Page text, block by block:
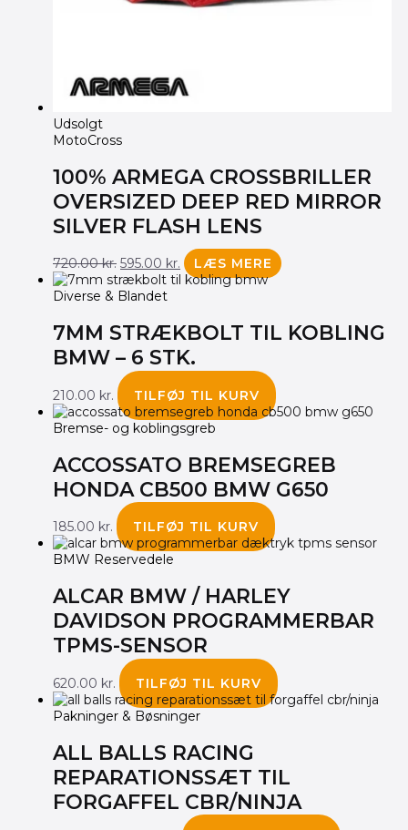
Udsolgt
MotoCross
100% ARMEGA CROSSBRILLER
OVERSIZED DEEP RED MIRROR
SILVER FLASH LENS
720.00kr. 595.00 kr.
LÆS MERE
Diverse & Blandet
7MM STRÆKBOLT TIL KOBLING
BMW – 6 STK.
210.00 kr.
TILFØJ TIL KURV
Bremse- og koblingsgreb
ACCOSSATO BREMSEGREB
HONDA CB500 BMW G650
185.00 kr.
TILFØJ TIL KURV
BMW Reservedele
ALCAR BMW / HARLEY
DAVIDSON PROGRAMMERBAR
TPMS-SENSOR
620.00 kr.
TILFØJ TIL KURV
Pakninger & Bøsninger
ALL BALLS RACING
REPARATIONSSÆT TIL
FORGAFFEL CBR/NINJA